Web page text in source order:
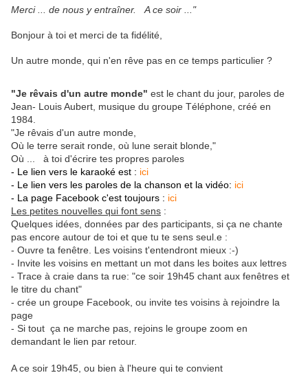
Merci ... de nous y entraîner. A ce soir ..."
Bonjour à toi et merci de ta fidélité,
Un autre monde, qui n'en rêve pas en ce temps particulier ?
"Je rêvais d'un autre monde" est le chant du jour, paroles de
Jean- Louis Aubert, musique du groupe Téléphone, créé en
1984.
"Je rêvais d'un autre monde,
Où le terre serait ronde, où lune serait blonde,"
Où ... à toi d'écrire tes propres paroles
- Le lien vers le karaoké est : ici
- Le lien vers les paroles de la chanson et la vidéo: ici
- La page Facebook c'est toujours : ici
Les petites nouvelles qui font sens :
Quelques idées, données par des participants, si ça ne chante
pas encore autour de toi et que tu te sens seul.e :
- Ouvre ta fenêtre. Les voisins t'entendront mieux :-)
- Invite les voisins en mettant un mot dans les boites aux lettres
- Trace à craie dans ta rue: "ce soir 19h45 chant aux fenêtres et
le titre du chant"
- crée un groupe Facebook, ou invite tes voisins à rejoindre la
page
- Si tout ça ne marche pas, rejoins le groupe zoom en
demandant le lien par retour.
A ce soir 19h45, ou bien à l'heure qui te convient